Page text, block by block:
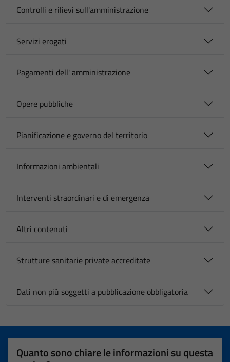
Controlli e rilievi sull'amministrazione
Servizi erogati
Pagamenti dell' amministrazione
Opere pubbliche
Pianificazione e governo del territorio
Informazioni ambientali
Interventi straordinari e di emergenza
Altri contenuti
Strutture sanitarie private accreditate
Dati non più soggetti a pubblicazione obbligatoria
Quanto sono chiare le informazioni su questa